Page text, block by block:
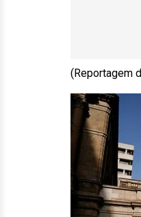
(Reportagem